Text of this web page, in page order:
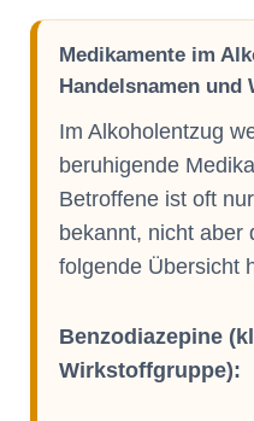
Medikamente im
Handelsnamen
Im Alkoholentzug
beruhigende
Betroffene ist oft
bekannt, nicht aber
folgende Übersicht
Benzodiazepine
Wirkstoffgruppe):